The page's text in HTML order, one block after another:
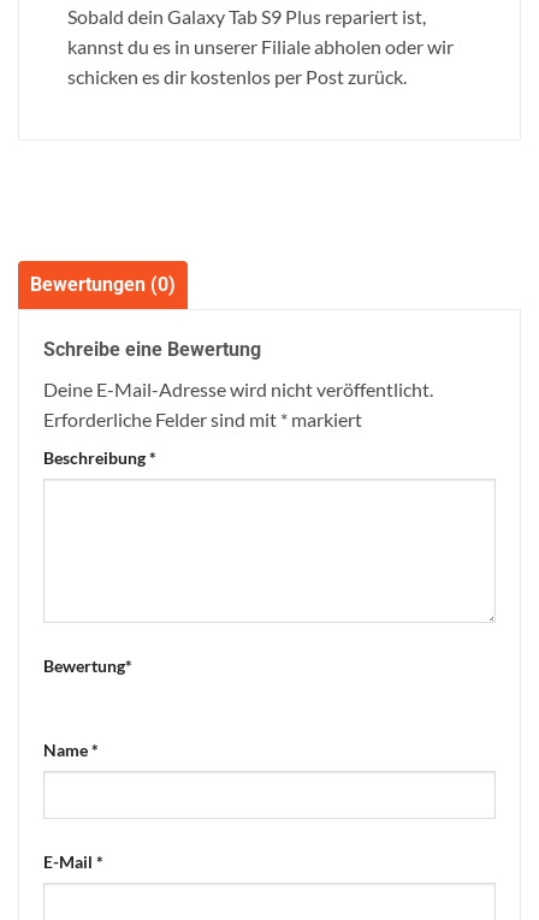
Sobald dein Galaxy Tab S9 Plus repariert ist,
kannst du es in unserer Filiale abholen oder wir
schicken es dir kostenlos per Post zurück.
Bewertungen (0)
Schreibe eine Bewertung
Deine E-Mail-Adresse wird nicht veröffentlicht.
Erforderliche Felder sind mit * markiert
Beschreibung*
Bewertung*
Name*
E-Mail *